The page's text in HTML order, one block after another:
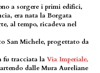
a sorgere i primi edifici,
era nata la Borgata
al tempo, ricadeva nel
San Michele, progettato da
fu tracciata la Via Imperiale,
dalle Mura Aureliane